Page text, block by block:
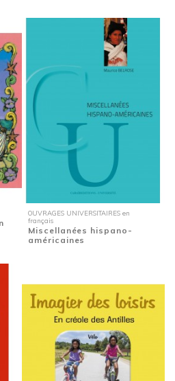
OUVRAGES UNIVERSITAIRES en
français
Miscellanées hispano-
américaines